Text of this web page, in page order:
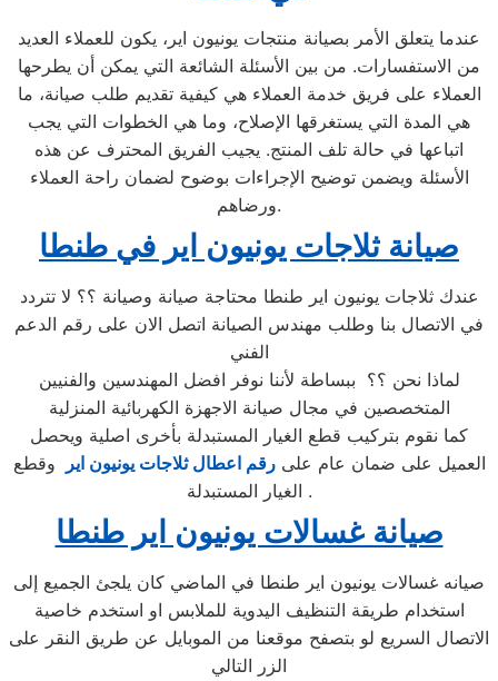
عندما يتعلق الأمر بصيانة منتجات يونيون اير، يكون للعملاء العديد
من الاستفسارات. من بين الأسئلة الشائعة التي يمكن أن يطرحها
العملاء على فريق خدمة العملاء هي كيفية تقديم طلب صيانة، ما
هي المدة التي يستغرقها الإصلاح، وما هي الخطوات التي يجب
اتباعها في حالة تلف المنتج. يجيب الفريق المحترف عن هذه
الأسئلة ويضمن توضيح الإجراءات بوضوح لضمان راحة العملاء
ورضاهم.
صيانة ثلاجات يونيون اير في طنطا
عندك ثلاجات يونيون اير طنطا محتاجة صيانة وصيانة ؟؟ لا تتردد
في الاتصال بنا وطلب مهندس الصيانة اتصل الان على رقم الدعم
الفني
لماذا نحن ؟؟ ببساطة لأننا نوفر افضل المهندسين والفنيين
المتخصصين في مجال صيانة الاجهزة الكهربائية المنزلية
كما نقوم بتركيب قطع الغيار المستبدلة بأخرى اصلية ويحصل
العميل على ضمان عام علىرقم اعطال ثلاجات يونيون اير
وقطع
الغيار المستبدلة .
صيانة غسالات يونيون اير طنطا
صيانه غسالات يونيون اير طنطا في الماضي كان يلجئ الجميع إلى
استخدام طريقة التنظيف اليدوية للملابس او استخدم خاصية
الاتصال السريع لو بتصفح موقعنا من الموبايل عن طريق النقر على
الزر التالي